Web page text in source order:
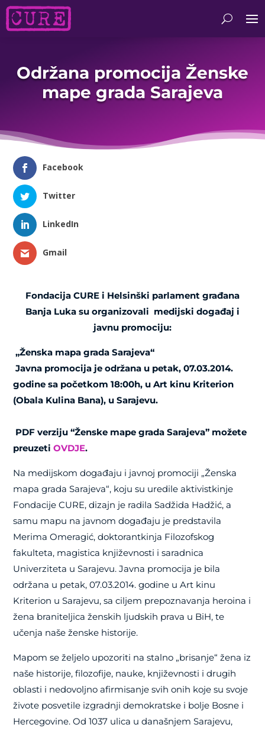
Održana promocija Ženske
mape grada Sarajeva
Facebook
Twitter
LinkedIn
Gmail
Fondacija CURE i Helsinški parlament građana
Banja Luka su organizovali medijski događaj i
javnu promociju:
„Ženska mapa grada Sarajeva“
Javna promocija je održana u petak, 07.03.2014.
godine sa početkom 18:00h, u Art kinu Kriterion
(Obala Kulina Bana), u Sarajevu.
PDF verziju “Ženske mape grada Sarajeva” možete
preuzetiOVDJE.
Na medijskom događaju i javnoj promociji „Ženska
mapa grada Sarajeva“, koju su uredile aktivistkinje
Fondacije CURE, dizajn je radila Sadžida Hadžić, a
samu mapu na javnom događaju je predstavila
Merima Omeragić, doktorantkinja Filozofskog
fakulteta, magistica književnosti i saradnica
Univerziteta u Sarajevu. Javna promocija je bila
održana u petak, 07.03.2014. godine u Art kinu
Kriterion u Sarajevu, sa ciljem prepoznavanja heroina i
žena braniteljica ženskih ljudskih prava u BiH, te
učenja naše ženske historije.
Mapom se željelo upozoriti na stalno „brisanje“ žena iz
naše historije, filozofije, nauke, književnosti i drugih
oblasti i nedovoljno afirmisanje svih onih koje su svoje
živote posvetile izgradnji demokratske i bolje Bosne i
Hercegovine. Od 1037 ulica u današnjem Sarajevu,